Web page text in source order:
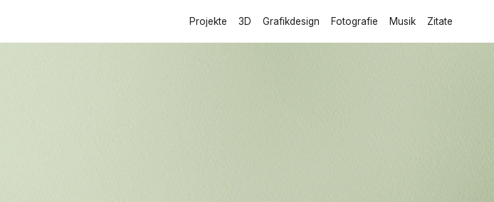
Projekte 3D Grafikdesign Fotografie Musik Zitate